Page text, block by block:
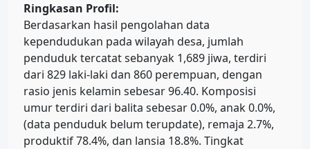
Ringkasan Profil:
Berdasarkan hasil pengolahan data
kependudukan pada wilayah desa, jumlah
penduduk tercatat sebanyak 1,689 jiwa, terdiri
dari 829 laki-laki dan 860 perempuan, dengan
rasio jenis kelamin sebesar 96.40. Komposisi
umur terdiri dari balita sebesar 0.0%, anak 0.0%,
(data penduduk belum terupdate), remaja 2.7%,
produktif 78.4%, dan lansia 18.8%. Tingkat